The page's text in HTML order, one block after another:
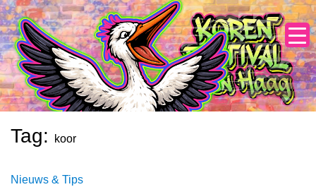
Skip
to
content
Tag: koor
Nieuws & Tips